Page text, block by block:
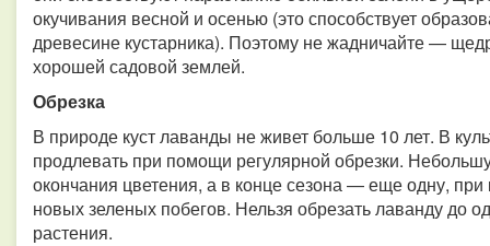
окучивания весной и осенью (это способствует
древесине кустарника). Поэтому не жадничайте —
хорошей садовой землей.
Обрезка
В природе куст лаванды не живет больше 10 лет. В
продлевать при помощи регулярной обрезки.
окончания цветения, а в конце сезона — еще одну, при
новых зеленых побегов. Нельзя обрезать лаванду до
растения.